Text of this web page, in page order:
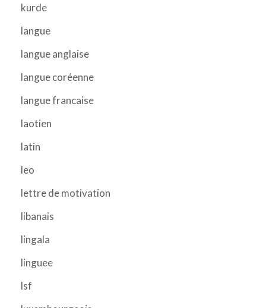
kurde
langue
langue anglaise
langue coréenne
langue francaise
laotien
latin
leo
lettre de motivation
libanais
lingala
linguee
lsf